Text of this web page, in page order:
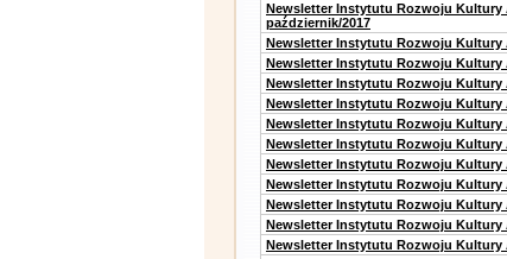
Newsletter Instytutu Rozwoju Kultury
październik/2017
Newsletter Instytutu Rozwoju Kultury
Newsletter Instytutu Rozwoju Kultury
Newsletter Instytutu Rozwoju Kultury
Newsletter Instytutu Rozwoju Kultury
Newsletter Instytutu Rozwoju Kultury
Newsletter Instytutu Rozwoju Kultury
Newsletter Instytutu Rozwoju Kultury
Newsletter Instytutu Rozwoju Kultury
Newsletter Instytutu Rozwoju Kultury
Newsletter Instytutu Rozwoju Kultury
Newsletter Instytutu Rozwoju Kultury